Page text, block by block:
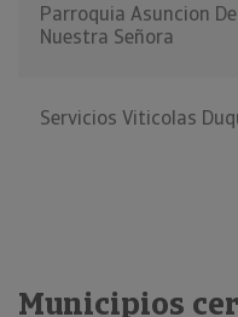
Parroquia Asuncion De
Nuestra Señora
Servicios Viticolas
Municipios